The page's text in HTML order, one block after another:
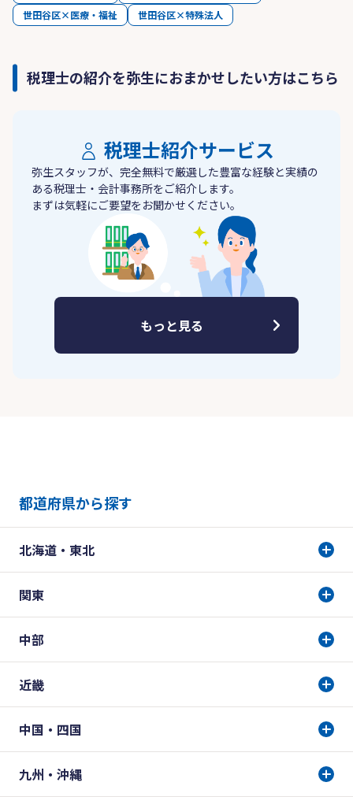
世田谷区×医療・福祉
世田谷区×特殊法人
税理士の紹介を弥生におまかせしたい方はこちら
税理士紹介サービス
弥生スタッフが、完全無料で厳選した豊富な経験と実績の
ある税理士・会計事務所をご紹介します。
まずは気軽にご要望をお聞かせください。
もっと見る
都道府県から探す
北海道・東北
関東
中部
近畿
中国・四国
九州・沖縄